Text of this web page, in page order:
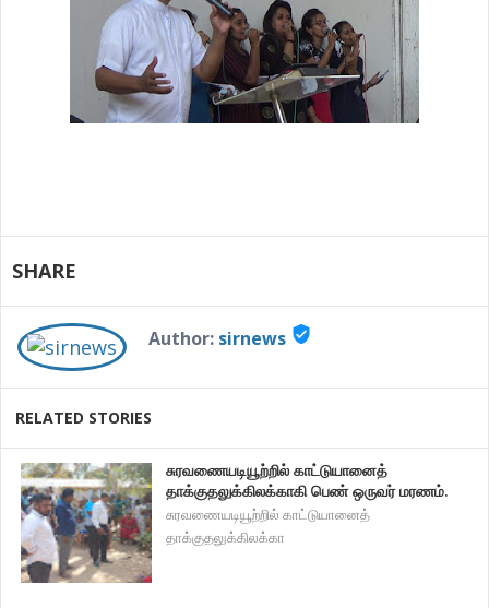
SHARE
Author: sirnews verified_user
RELATED STORIES
சுரவணையடியூற்றில் காட்டுயானைத்
தாக்குதலுக்கிலக்காகி பெண் ஒருவர் மரணம்.
சுரவணையடியூற்றில் காட்டுயானைத்
தாக்குதலுக்கிலக்கா